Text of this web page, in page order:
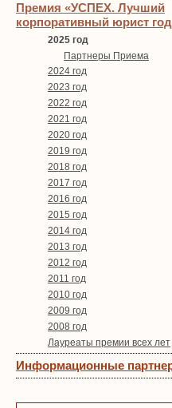
Премия «УСПЕХ. Лучший
корпоративный юрист
2025 год
Партнеры Приема
2024 год
2023 год
2022 год
2021 год
2020 год
2019 год
2018 год
2017 год
2016 год
2015 год
2014 год
2013 год
2012 год
2011 год
2010 год
2009 год
2008 год
Лауреаты премии всех лет
Информационные